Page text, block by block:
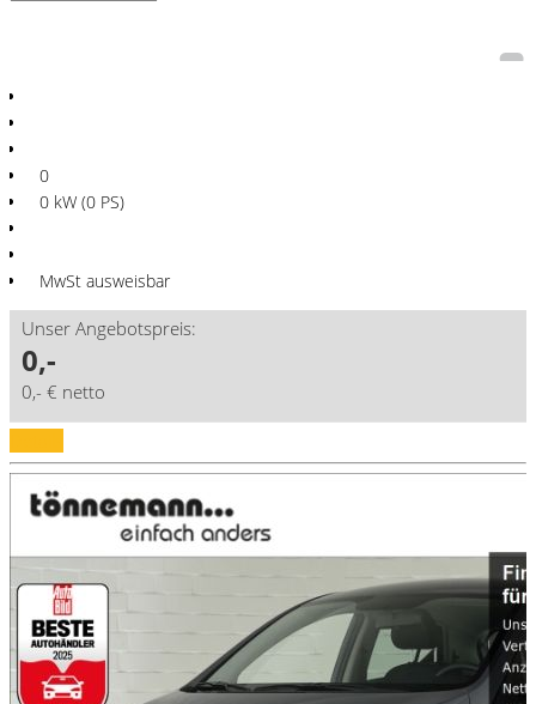
0
0 kW (0 PS)
MwSt ausweisbar
Unser Angebotspreis:
0,-
0,- € netto